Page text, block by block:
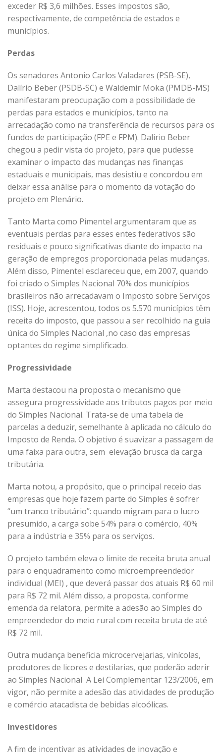
exceder R$ 3,6 milhões. Esses impostos são,
respectivamente, de competência de estados e
municípios.
Perdas
Os senadores Antonio Carlos Valadares (PSB-SE),
Dalírio Beber (PSDB-SC) e Waldemir Moka (PMDB-MS)
manifestaram preocupação com a possibilidade de
perdas para estados e municípios, tanto na
arrecadação como na transferência de recursos para os
fundos de participação (FPE e FPM). Dalirio Beber
chegou a pedir vista do projeto, para que pudesse
examinar o impacto das mudanças nas finanças
estaduais e municipais, mas desistiu e concordou em
deixar essa análise para o momento da votação do
projeto em Plenário.
Tanto Marta como Pimentel argumentaram que as
eventuais perdas para esses entes federativos são
residuais e pouco significativas diante do impacto na
geração de empregos proporcionada pelas mudanças.
Além disso, Pimentel esclareceu que, em 2007, quando
foi criado o Simples Nacional 70% dos municípios
brasileiros não arrecadavam o Imposto sobre Serviços
(ISS). Hoje, acrescentou, todos os 5.570 municípios têm
receita do imposto, que passou a ser recolhido na guia
única do Simples Nacional ,no caso das empresas
optantes do regime simplificado.
Progressividade
Marta destacou na proposta o mecanismo que
assegura progressividade aos tributos pagos por meio
do Simples Nacional. Trata-se de uma tabela de
parcelas a deduzir, semelhante à aplicada no cálculo do
Imposto de Renda. O objetivo é suavizar a passagem de
uma faixa para outra, sem elevação brusca da carga
tributária.
Marta notou, a propósito, que o principal receio das
empresas que hoje fazem parte do Simples é sofrer
“um tranco tributário”: quando migram para o lucro
presumido, a carga sobe 54% para o comércio, 40%
para a indústria e 35% para os serviços.
O projeto também eleva o limite de receita bruta anual
para o enquadramento como microempreendedor
individual (MEI) , que deverá passar dos atuais R$ 60 mil
para R$ 72 mil. Além disso, a proposta, conforme
emenda da relatora, permite a adesão ao Simples do
empreendedor do meio rural com receita bruta de até
R$ 72 mil.
Outra mudança beneficia microcervejarias, vinícolas,
produtores de licores e destilarias, que poderão aderir
ao Simples Nacional A Lei Complementar 123/2006, em
vigor, não permite a adesão das atividades de produção
e comércio atacadista de bebidas alcoólicas.
Investidores
A fim de incentivar as atividades de inovação e